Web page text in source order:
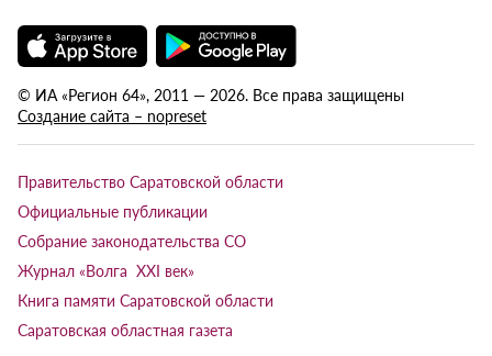
© ИА «Регион 64», 2011 — 2026. Все права защищены
Создание сайта – nopreset
Правительство Саратовской области
Официальные публикации
Собрание законодательства СО
Журнал «Волга XXI век»
Книга памяти Саратовской области
Саратовская областная газета